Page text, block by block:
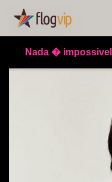
Nada �